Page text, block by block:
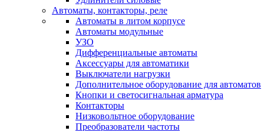
Автоматы, контакторы, реле
Автоматы в литом корпусе
Автоматы модульные
УЗО
Дифференциальные автоматы
Аксессуары для автоматики
Выключатели нагрузки
Дополнительное оборудование для автоматов
Кнопки и светосигнальная арматура
Контакторы
Низковольтное оборудование
Преобразователи частоты